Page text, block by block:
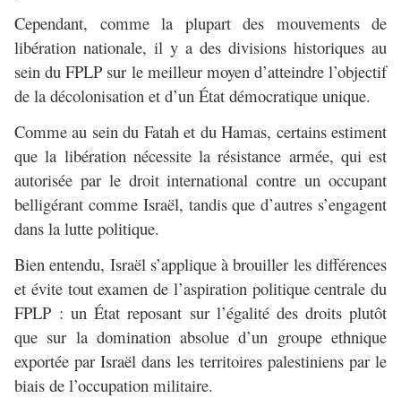
Cependant, comme la plupart des mouvements de
libération nationale, il y a des divisions historiques au
sein du FPLP sur le meilleur moyen d’atteindre l’objectif
de la décolonisation et d’un État démocratique unique.
Comme au sein du Fatah et du Hamas, certains estiment
que la libération nécessite la résistance armée, qui est
autorisée par le droit international contre un occupant
belligérant comme Israël, tandis que d’autres s’engagent
dans la lutte politique.
Bien entendu, Israël s’applique à brouiller les différences
et évite tout examen de l’aspiration politique centrale du
FPLP : un État reposant sur l’égalité des droits plutôt
que sur la domination absolue d’un groupe ethnique
exportée par Israël dans les territoires palestiniens par le
biais de l’occupation militaire.